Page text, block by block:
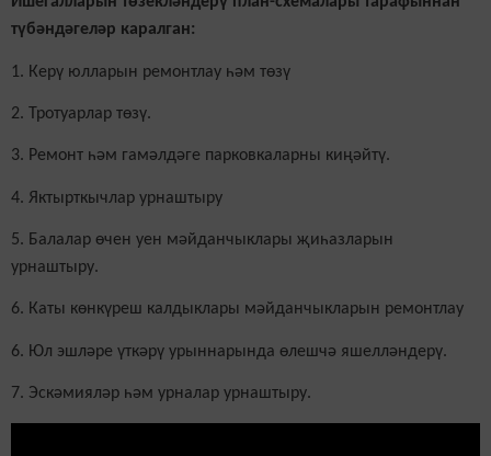
түбәндәгеләр каралган:
1. Керү юлларын ремонтлау һәм төзү
2. Тротуарлар төзү.
3. Ремонт һәм гамәлдәге парковкаларны киңәйтү.
4. Яктырткычлар урнаштыру
5. Балалар өчен уен мәйданчыклары җиһазларын
урнаштыру.
6. Каты көнкүреш калдыклары мәйданчыкларын ремонтлау
6. Юл эшләре үткәрү урыннарында өлешчә яшелләндерү.
7. Эскәмияләр һәм урналар урнаштыру.